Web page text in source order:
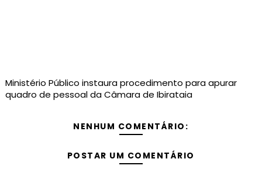
Ministério Público instaura procedimento para apurar
quadro de pessoal da Câmara de Ibirataia
NENHUM COMENTÁRIO:
POSTAR UM COMENTÁRIO